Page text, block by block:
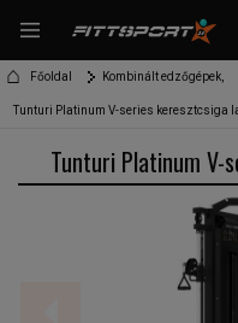
Főoldal Kombinált edzőgépek,
Tunturi Platinum V-series keresztcsiga
Tunturi Platinum V-
kereső